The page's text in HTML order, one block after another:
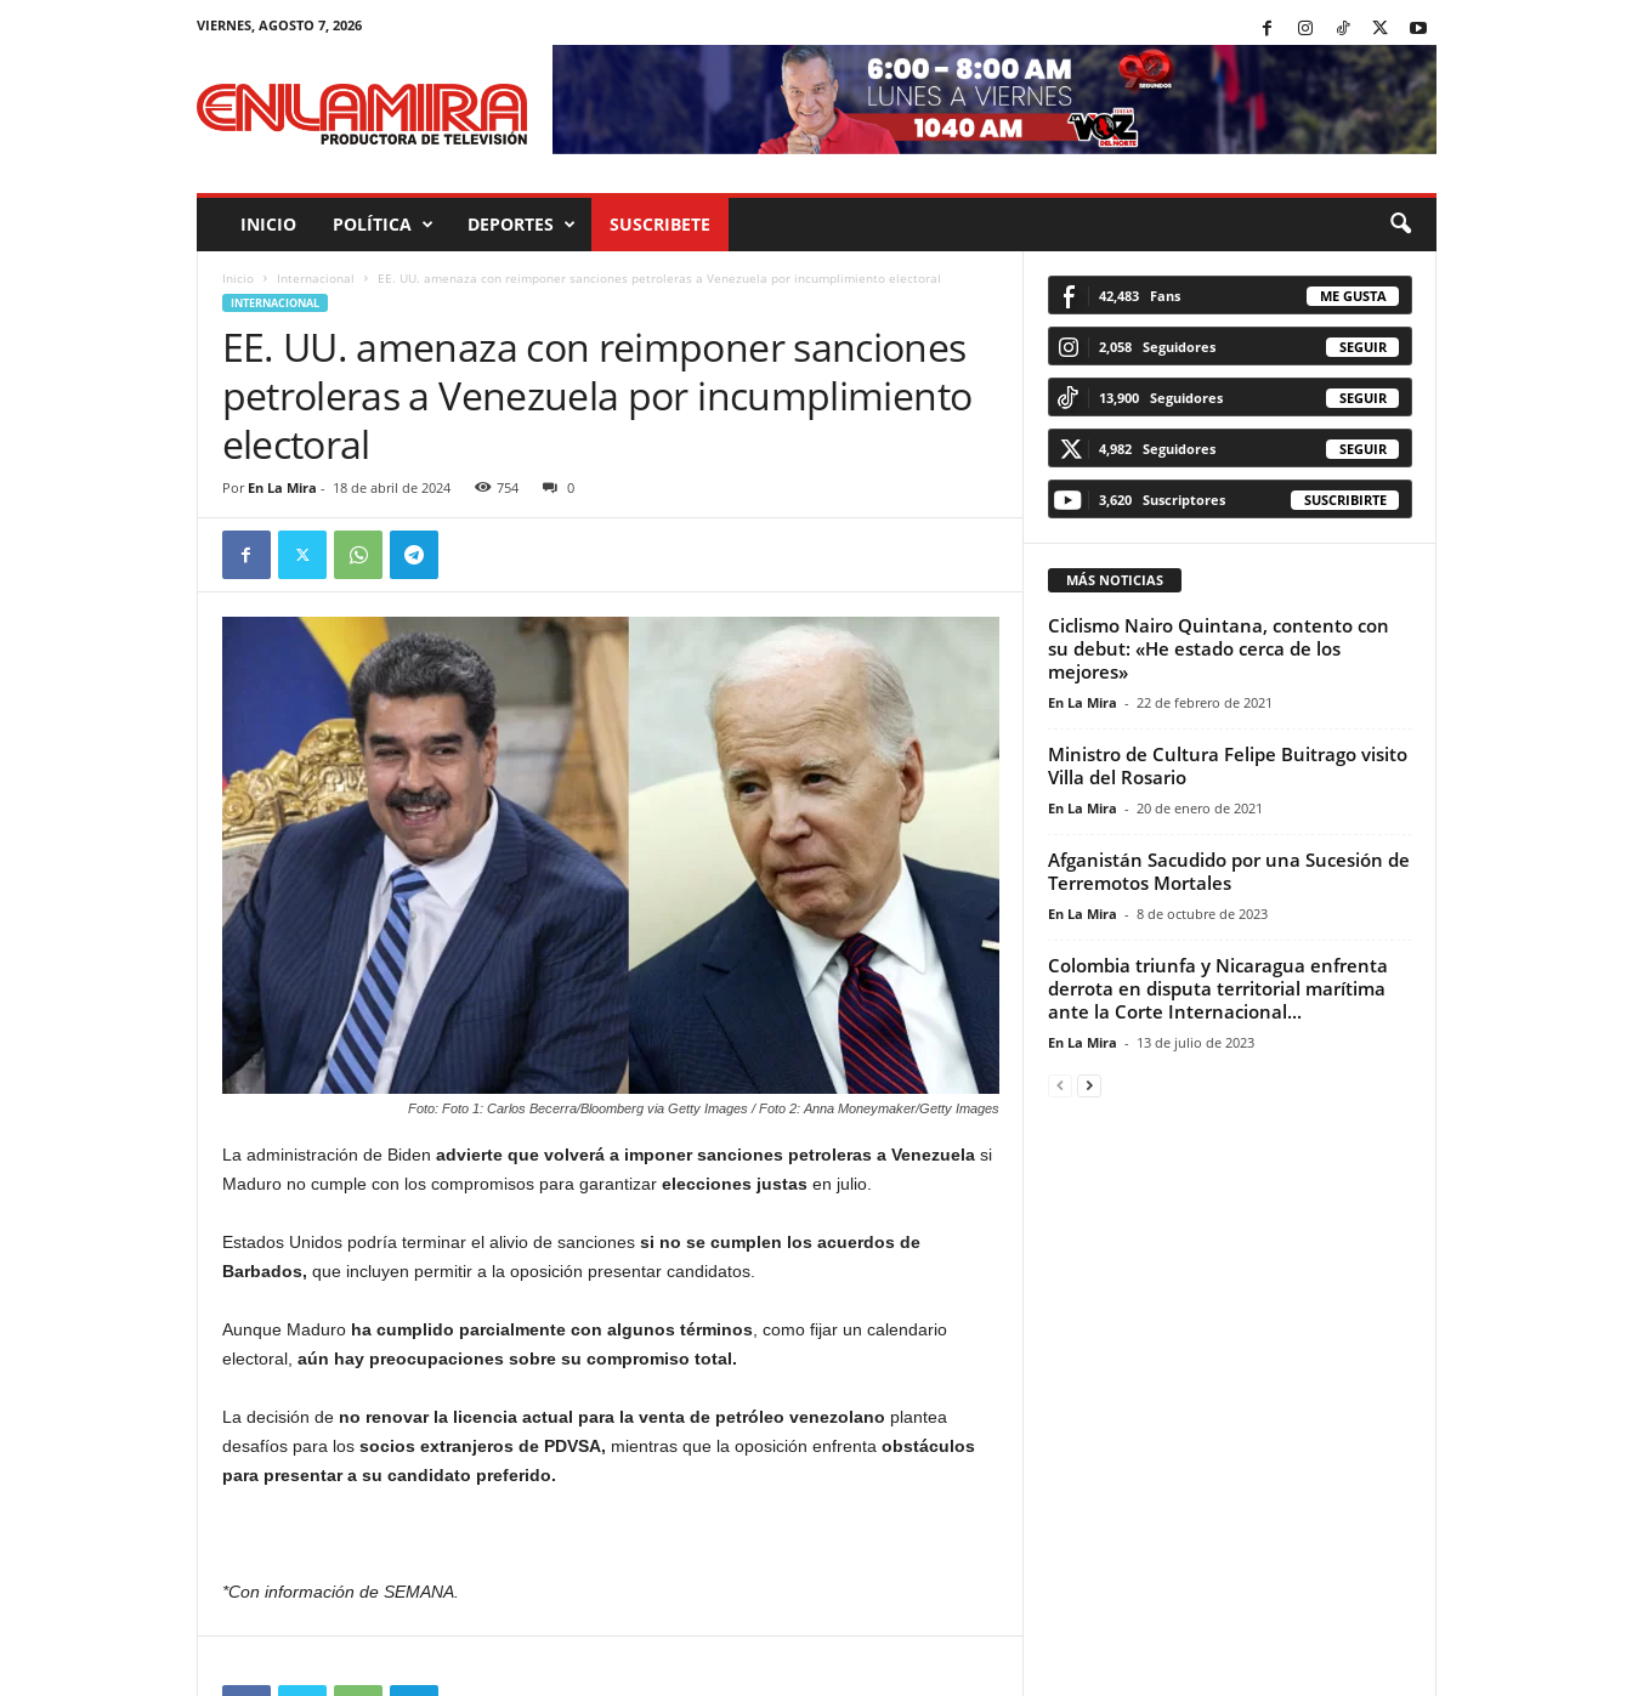
VIERNES, AGOSTO 7, 2026
g
INICIO POLÍTICA DEPORTES SUSCRIBETE
Inicio Internacional EE. UU. amenaza con reimponer sanciones petroleras a Venezuela por incumplimiento electoral
INTERNACIONAL
EE. UU. amenaza con reimponer sanciones
petroleras a Venezuela por incumplimiento
electoral
Por En La Mira - 18 de abril de 2024 754 0
Foto: Foto 1: Carlos Becerra/Bloomberg via Getty Images / Foto 2: Anna Moneymaker/Getty Images
La administración de Biden advierte que volverá a imponer sanciones petroleras a Venezuelasi
Maduro no cumple con los compromisos para garantizar elecciones justasen julio.
Estados Unidos podría terminar el alivio de sanciones si no se cumplen los acuerdos de
Barbados, que incluyen permitir a la oposición presentar candidatos.
Aunque Maduro ha cumplido parcialmente con algunos términos, como fijar un calendario
electoral, aún hay preocupaciones sobre su compromiso total.
La decisión deno renovar la licencia actual para la venta de petróleo venezolano plantea
desafíos para los socios extranjeros de PDVSA, mientras que la oposición enfrenta obstáculos
para presentar a su candidato preferido.
*Con información de SEMANA.
42,483 Fans ME GUSTA
2,058 Seguidores SEGUIR
13,900 Seguidores SEGUIR
4,982 Seguidores SEGUIR
3,620 Suscriptores SUSCRIBIRTE
MÁS NOTICIAS
Ciclismo Nairo Quintana, contento con
su debut: «He estado cerca de los
mejores»
En La Mira - 22 de febrero de 2021
Ministro de Cultura Felipe Buitrago visito
Villa del Rosario
En La Mira - 20 de enero de 2021
Afganistán Sacudido por una Sucesión de
Terremotos Mortales
En La Mira - 8 de octubre de 2023
Colombia triunfa y Nicaragua enfrenta
derrota en disputa territorial marítima
ante la Corte Internacional...
En La Mira - 13 de julio de 2023